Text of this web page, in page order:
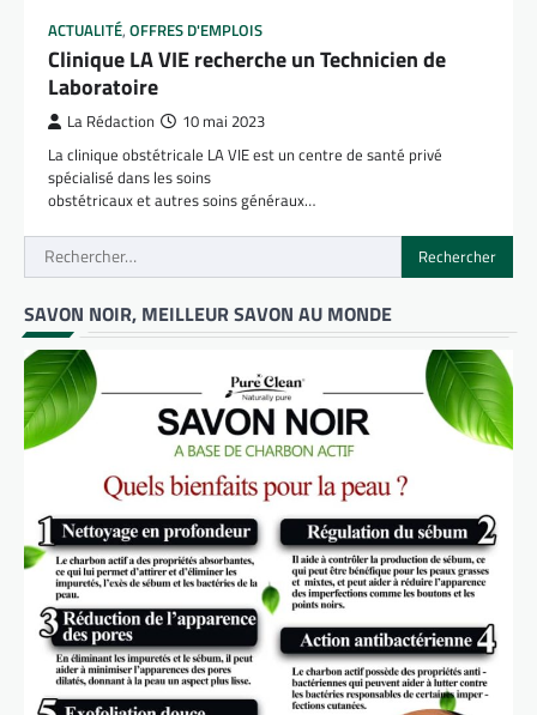
ACTUALITÉ, OFFRES D'EMPLOIS
Clinique LA VIE recherche un Technicien de
Laboratoire
La Rédaction 10 mai 2023
La clinique obstétricale LA VIE est un centre de santé privé
spécialisé dans les soins
obstétricaux et autres soins généraux…
Rechercher :
SAVON NOIR, MEILLEUR SAVON AU MONDE